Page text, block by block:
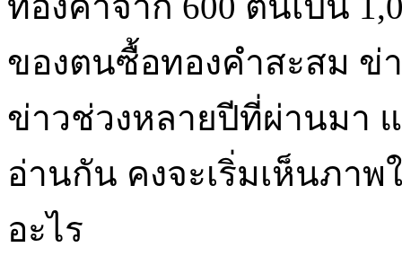
ของตนซื้อทองคำสะสม ข่
ข่าวช่วงหลายปีที่ผ่านมา แ
อ่านกัน คงจะเริ่มเห็นภา
อะไร